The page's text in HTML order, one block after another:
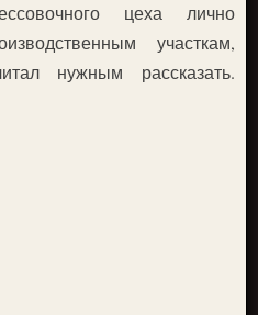
цеха лично
участкам,
нужным рассказать.